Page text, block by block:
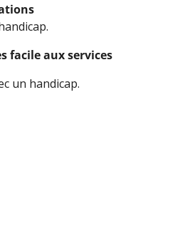
facile aux services
un handicap.